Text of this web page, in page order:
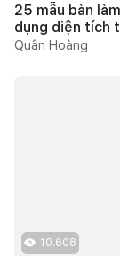
25 mẫu bàn
dụng diện tích
Quân Hoàng
10.608